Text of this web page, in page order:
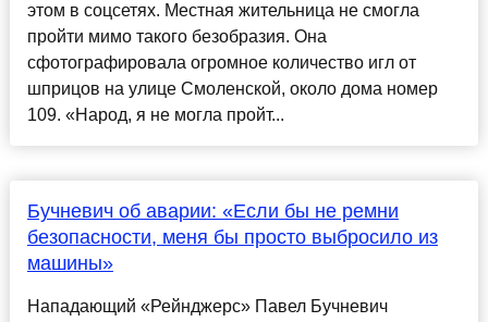
этом в соцсетях. Местная жительница не смогла
пройти мимо такого безобразия. Она
сфотографировала огромное количество игл от
шприцов на улице Смоленской, около дома номер
109. «Народ, я не могла пройт...
Бучневич об аварии: «Если бы не ремни
безопасности, меня бы просто выбросило из
машины»
Нападающий «Рейнджерс» Павел Бучневич